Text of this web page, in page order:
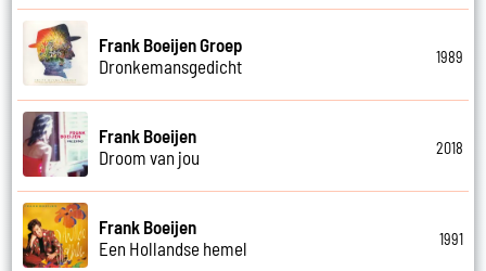
Frank Boeijen Groep
Dronkemansgedicht
1989
Frank Boeijen
Droom van jou
2018
Frank Boeijen
Een Hollandse hemel
1991